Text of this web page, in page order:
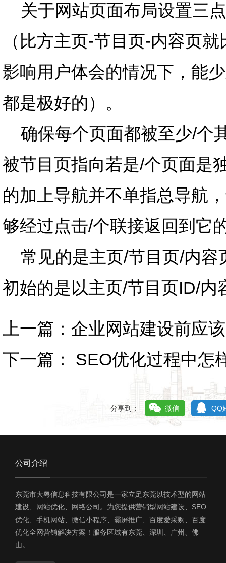
关于网站页面布局设置三
（比方主页-节目页-内容页
影响用户体会的情况下，能
都是极好的）。
确保每个页面都被至少/个
被节目页指向若是/个页面是
的加上导航并不单指总导航
够经过点击/个联接返回到它
常见的是主页/节目页/内容
初始的是以主页/节目页ID/内
上一篇： 企业网站建设前应
下一篇： SEO优化过程中怎
分享到： 微信 QQ
公司介绍
东莞市大粤信息科技有限公司是一家立足东莞以技术型的网站
建设、网站优化、网络公司。为您提供营销型网站建设、SEO
优化、手机网站、微信小程序、霸屏推广、百度爱采购、百度
优化全网营销解决方案！服务区域有东莞、深圳、广州、佛
山。